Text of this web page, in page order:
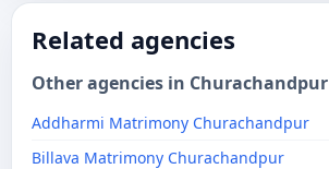
Related agencies
Other agencies in Churachandpur
Addharmi Matrimony Churachandpur
Billava Matrimony Churachandpur